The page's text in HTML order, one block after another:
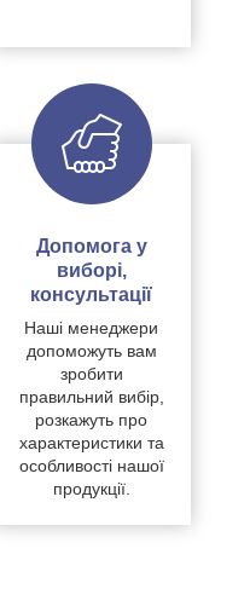
Допомога у
виборі,
консультації
Наші менеджери
допоможуть вам
зробити
правильний вибір,
розкажуть про
характеристики та
особливості нашої
продукції.